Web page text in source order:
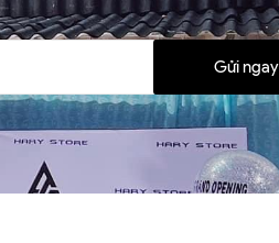
Gửi ngay